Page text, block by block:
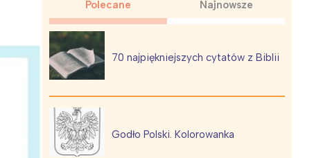
Polecane Najnowsze
70 najpiękniejszych cytatów z Biblii
Godło Polski. Kolorowanka